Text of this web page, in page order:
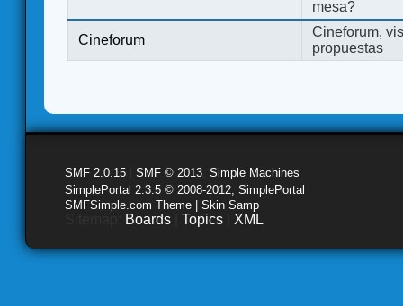
mesa?
Cineforum
Cineforum,
propuestas
SMF 2.0.15 SMF © 2013 Simple Machines
SimplePortal 2.3.5 © 2008-2012, SimplePortal
SMFSimple.com Theme | Skin Samp
Boards Topics XML